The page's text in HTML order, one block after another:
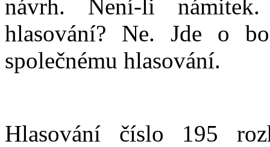
návrh. Není-li námitek.
hlasování? Ne. Jde o
společnému hlasování.
Hlasování číslo 195